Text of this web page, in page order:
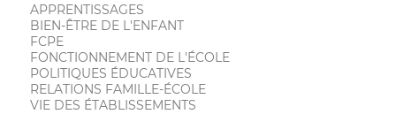
APPRENTISSAGES
BIEN-ÊTRE DE L'ENFANT
FCPE
FONCTIONNEMENT DE L'ÉCOLE
POLITIQUES ÉDUCATIVES
RELATIONS FAMILLE-ÉCOLE
VIE DES ÉTABLISSEMENTS